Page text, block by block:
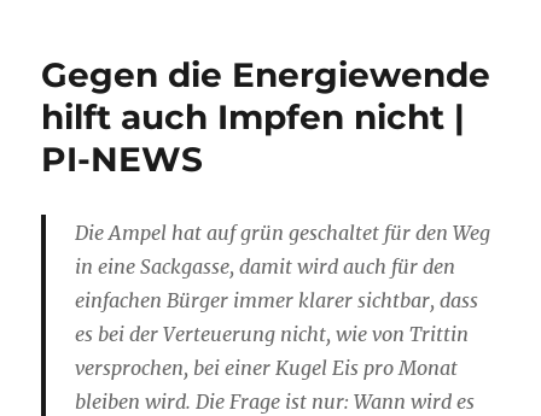
Gegen die Energiewende
hilft auch Impfen nicht |
PI-NEWS
Die Ampel hat auf grün geschaltet für den Weg
in eine Sackgasse, damit wird auch für den
einfachen Bürger immer klarer sichtbar, dass
es bei der Verteuerung nicht, wie von Trittin
versprochen, bei einer Kugel Eis pro Monat
bleiben wird. Die Frage ist nur: Wann wird es